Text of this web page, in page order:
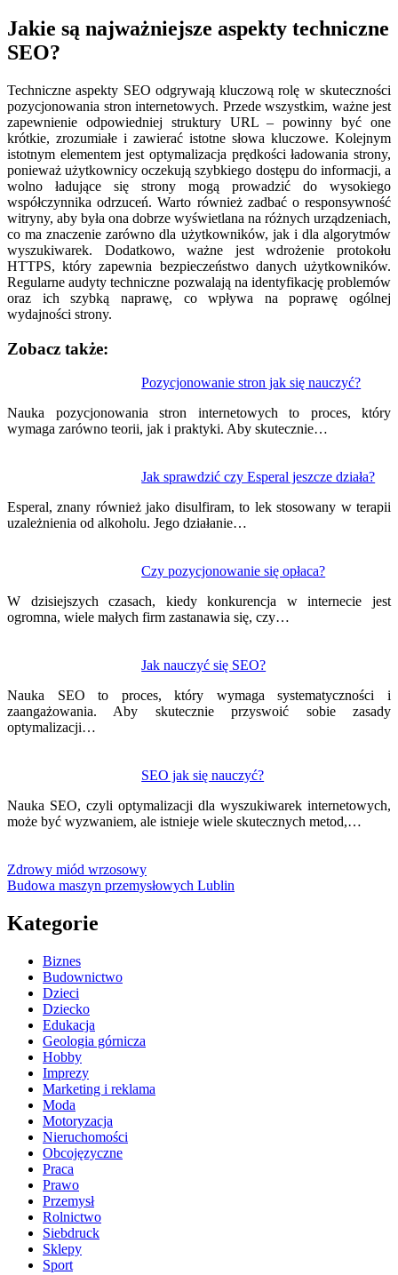
Jakie są najważniejsze aspekty techniczne
SEO?
Techniczne aspekty SEO odgrywają kluczową rolę w skuteczności
pozycjonowania stron internetowych. Przede wszystkim, ważne jest
zapewnienie odpowiedniej struktury URL – powinny być one
krótkie, zrozumiałe i zawierać istotne słowa kluczowe. Kolejnym
istotnym elementem jest optymalizacja prędkości ładowania strony,
ponieważ użytkownicy oczekują szybkiego dostępu do informacji, a
wolno ładujące się strony mogą prowadzić do wysokiego
współczynnika odrzuceń. Warto również zadbać o responsywność
witryny, aby była ona dobrze wyświetlana na różnych urządzeniach,
co ma znaczenie zarówno dla użytkowników, jak i dla algorytmów
wyszukiwarek. Dodatkowo, ważne jest wdrożenie protokołu
HTTPS, który zapewnia bezpieczeństwo danych użytkowników.
Regularne audyty techniczne pozwalają na identyfikację problemów
oraz ich szybką naprawę, co wpływa na poprawę ogólnej
wydajności strony.
Zobacz także:
Pozycjonowanie stron jak się nauczyć?
Nauka pozycjonowania stron internetowych to proces, który
wymaga zarówno teorii, jak i praktyki. Aby skutecznie…
Jak sprawdzić czy Esperal jeszcze działa?
Esperal, znany również jako disulfiram, to lek stosowany w terapii
uzależnienia od alkoholu. Jego działanie…
Czy pozycjonowanie się opłaca?
W dzisiejszych czasach, kiedy konkurencja w internecie jest
ogromna, wiele małych firm zastanawia się, czy…
Jak nauczyć się SEO?
Nauka SEO to proces, który wymaga systematyczności i
zaangażowania. Aby skutecznie przyswoić sobie zasady
optymalizacji…
SEO jak się nauczyć?
Nauka SEO, czyli optymalizacji dla wyszukiwarek internetowych,
może być wyzwaniem, ale istnieje wiele skutecznych metod,…
wpisu
Zdrowy miód wrzosowy
Budowa maszyn przemysłowych Lublin
Kategorie
Biznes
Budownictwo
Dzieci
Dziecko
Edukacja
Geologia górnicza
Hobby
Imprezy
Marketing i reklama
Moda
Motoryzacja
Nieruchomości
Obcojęzyczne
Praca
Prawo
Przemysł
Rolnictwo
Siebdruck
Sklepy
Sport